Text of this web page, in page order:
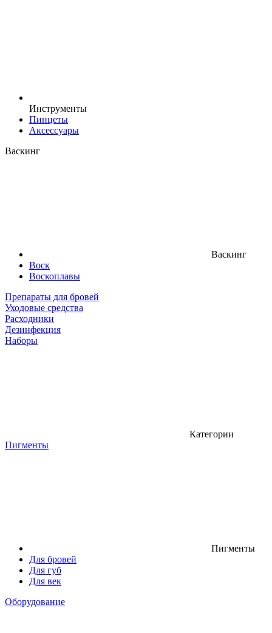
Инструменты
Пинцеты
Аксессуары
Васкинг
Васкинг
Воск
Воскоплавы
Препараты для бровей
Уходовые средства
Расходники
Дезинфекция
Наборы
Категории
Пигменты
Пигменты
Для бровей
Для губ
Для век
Оборудование